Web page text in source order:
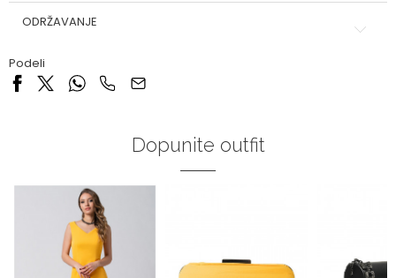
ODRŽAVANJE
Podeli
Dopunite outfit